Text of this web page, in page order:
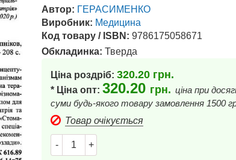
Автор: ГЕРАСИМЕНКО
Виробник: Медицина
Код товару / ISBN: 9786175058671
Обкладинка: Тверда
Ціна роздріб: 320.20 грн.
* Ціна опт: 320.20 грн. ціна при
суми будь-якого товару замовлення 1500
Товар очікується
- +